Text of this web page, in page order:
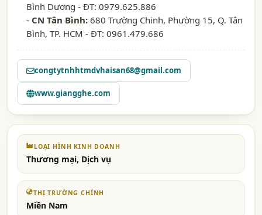
Bình Dương - ĐT: 0979.625.886
- CN Tân Bình: 680 Trường Chinh, Phường 15, Q. Tân
Bình, TP. HCM - ĐT: 0961.479.686
congtytnhhtmdvhaisan68@gmail.com
www.giangghe.com
LOẠI HÌNH KINH DOANH
Thương mại, Dịch vụ
THỊ TRƯỜNG CHÍNH
Miền Nam